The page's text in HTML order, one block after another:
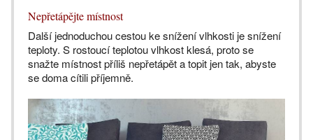
Nepřetápějte místnost
Další jednoduchou cestou ke snížení vlhkosti je snížení
teploty. S rostoucí teplotou vlhkost klesá, proto se
snažte místnost příliš nepřetápět a topit jen tak, abyste
se doma cítili příjemně.